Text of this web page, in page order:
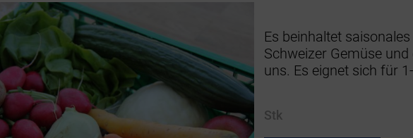
Es beinhaltet
Schweizer Gemüse
uns. Es eignet sich für
Stk